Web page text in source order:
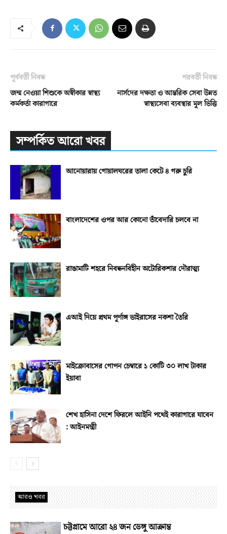
পূর্ববর্তী নিবন্ধ
জন্ম নেওয়া শিশুকে অস্বীকার স্বাস্থ্য
কর্মকর্তা কারাগারে
পরবর্তী নিবন্ধ
নার্সদের দক্ষতা ও আন্তরিক সেবা উন্নত
স্বাস্থ্যসেবা ব্যবস্থার মূল ভিত্তি
সম্পর্কিত আরো খবর
আনোয়ারায় গোয়ালঘরের তালা কেটে ৪ গরু চুরি
বাংলাদেশের ওপর আর কোনো তাঁবেদারি চলবে না
রাঙামাটি শহরে নিবন্ধনবিহীন অটোরিকশার দৌরাত্ম্য
এআই দিয়ে প্রথম পূর্ণাঙ্গ ভাইরাসের নকশা তৈরি
মাইক্রোবাসের গোপন চেম্বারে ১ কোটি ৩০ লাখ টাকার
ইয়াবা
শেখ হাসিনা দেশে ফিরলে আইনি পথেই কারাগারে যাবেন
: আইনমন্ত্রী
আরও খবর
চট্টগ্রামে আরো ২৪ জন ডেঙ্গু আক্রান্ত